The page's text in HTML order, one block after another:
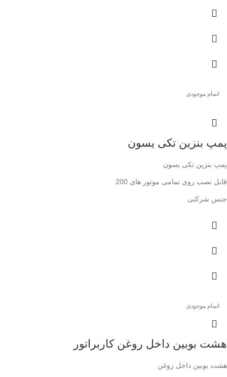
اتمام موجودی
پمپ بنزین تکی یسون
پمپ بنزین تکی یسون
قابل نصب روی تمامی موتور های 200
جنس شرکتی
اتمام موجودی
هشت بوبین داخل روغن کاربراتور
هشت بوبین داخل روغن